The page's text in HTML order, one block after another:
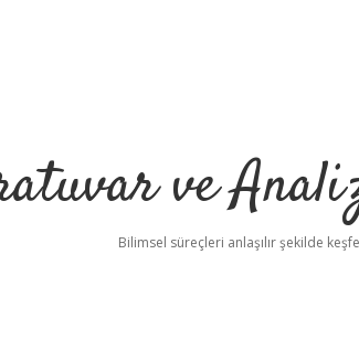
ve
Bilimsel süreçleri anlaşılır şekilde